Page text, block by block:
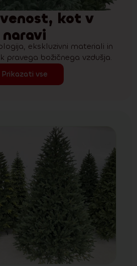
kot v
naravi
ekskluzivni materiali in
pravega božičnega vzdušja.
Prikazati vse